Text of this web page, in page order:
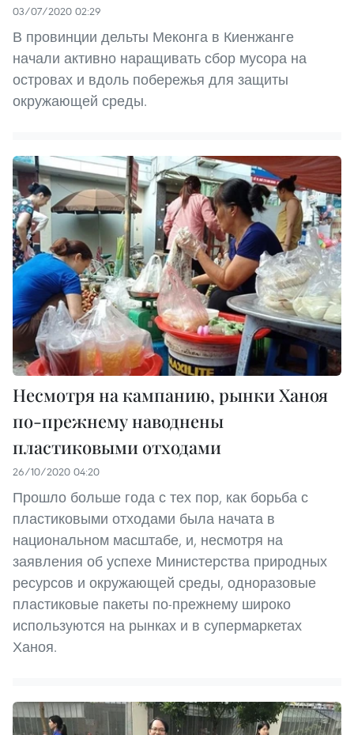
03/07/2020 02:29
В провинции дельты Меконга в Киенжанге
начали активно наращивать сбор мусора на
островах и вдоль побережья для защиты
окружающей среды.
Несмотря на кампанию, рынки Ханоя
по-прежнему наводнены
пластиковыми отходами
26/10/2020 04:20
Прошло больше года с тех пор, как борьба с
пластиковыми отходами была начата в
национальном масштабе, и, несмотря на
заявления об успехе Министерства природных
ресурсов и окружающей среды, одноразовые
пластиковые пакеты по-прежнему широко
используются на рынках и в супермаркетах
Ханоя.